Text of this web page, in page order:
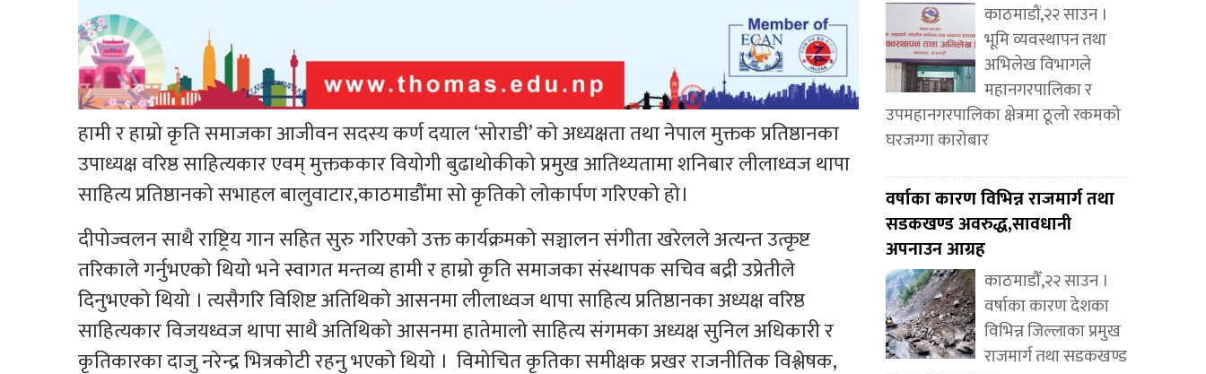
हामी र हाम्रो कृति समाजका आजीवन सदस्य कर्ण दयाल ‘सोराडी’ को अध्यक्षता तथा नेपाल मुक्तक प्रतिष्ठानका
उपाध्यक्ष वरिष्ठ साहित्यकार एवम् मुक्तककार वियोगी बुढाथोकीको प्रमुख आतिथ्यतामा शनिबार लीलाध्वज थापा
साहित्य प्रतिष्ठानको सभाहल बालुवाटार,काठमाडौँमा सो कृतिको लोकार्पण गरिएको हो।
दीपोज्वलन साथै राष्ट्रिय गान सहित सुरु गरिएको उक्त कार्यक्रमको सञ्चालन संगीता खरेलले अत्यन्त उत्कृष्ट
तरिकाले गर्नुभएको थियो भने स्वागत मन्तव्य हामी र हाम्रो कृति समाजका संस्थापक सचिव बद्री उप्रेतीले
दिनुभएको थियो । त्यसैगरि विशिष्ट अतिथिको आसनमा लीलाध्वज थापा साहित्य प्रतिष्ठानका अध्यक्ष वरिष्ठ
साहित्यकार विजयध्वज थापा साथै अतिथिको आसनमा हातेमालो साहित्य संगमका अध्यक्ष सुनिल अधिकारी र
कृतिकारका दाजु नरेन्द्र भित्रकोटी रहनु भएको थियो । विमोचित कृतिका समीक्षक प्रखर राजनीतिक विश्लेषक,
काठमाडौं,२२ साउन ।
भूमि व्यवस्थापन तथा
अभिलेख विभागले
महानगरपालिका र
उपमहानगरपालिका क्षेत्रमा ठूलो रकमको
घरजग्गा कारोबार
वर्षाका कारण विभिन्न राजमार्ग तथा
सडकखण्ड अवरुद्ध,सावधानी
अपनाउन आग्रह
काठमाडौँ,२२ साउन ।
वर्षाका कारण देशका
विभिन्न जिल्लाका प्रमुख
राजमार्ग तथा सडकखण्ड